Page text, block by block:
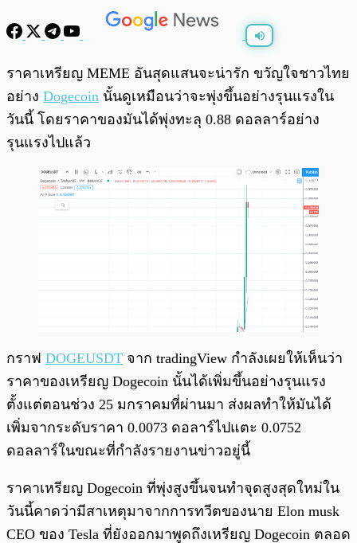
พร้อมเล่น 0:00/
ราคาเหรียญ MEME อันสุดแสนจะน่ารัก ขวัญใจชาวไทย
อย่าง Dogecoin นั้นดูเหมือนว่าจะพุ่งขึ้นอย่างรุนแรงใน
วันนี้ โดยราคาของมันได้พุ่งทะลุ 0.88 ดอลลาร์อย่าง
รุนแรงไปแล้ว
กราฟ DOGEUSDT จาก tradingView กำลังเผยให้เห็นว่า
ราคาของเหรียญ Dogecoin นั้นได้เพิ่มขึ้นอย่างรุนแรง
ตั้งแต่ตอนช่วง 25 มกราคมที่ผ่านมา ส่งผลทำให้มันได้
เพิ่มจากระดับราคา 0.0073 ดอลาร์ไปแตะ 0.0752
ดอลลาร์ในขณะที่กำลังรายงานข่าวอยู่นี้
ราคาเหรียญ Dogecoin ที่พุ่งสูงขึ้นจนทำจุดสูงสุดใหม่ใน
วันนี้คาดว่ามีสาเหตุมาจากการทวีตของนาย Elon musk
CEO ของ Tesla ที่ยังออกมาพูดถึงเหรียญ Dogecoin ตลอด